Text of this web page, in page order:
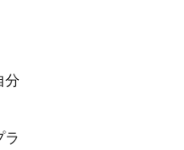
分
ラ